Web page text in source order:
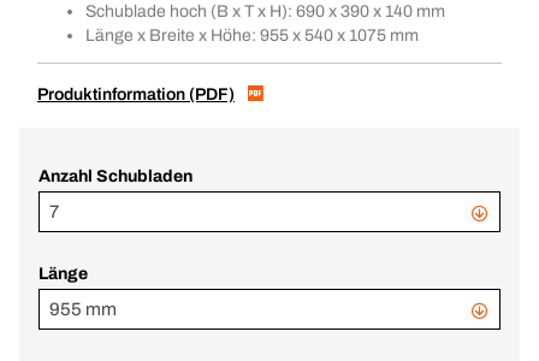
Schublade hoch (B x T x H): 690 x 390 x 140 mm
Länge x Breite x Höhe: 955 x 540 x 1075 mm
Produktinformation (PDF)
Anzahl Schubladen
7
Länge
955 mm